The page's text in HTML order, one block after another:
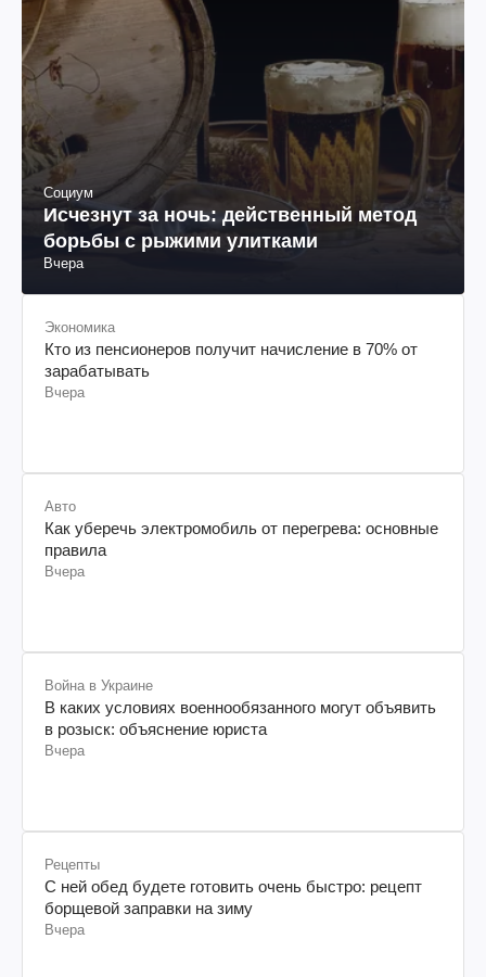
Социум
Исчезнут за ночь: действенный метод
борьбы с рыжими улитками
Вчера
Экономика
Кто из пенсионеров получит начисление в 70% от
зарабатывать
Вчера
Авто
Как уберечь электромобиль от перегрева: основные
правила
Вчера
Война в Украине
В каких условиях военнообязанного могут объявить
в розыск: объяснение юриста
Вчера
Рецепты
С ней обед будете готовить очень быстро: рецепт
борщевой заправки на зиму
Вчера